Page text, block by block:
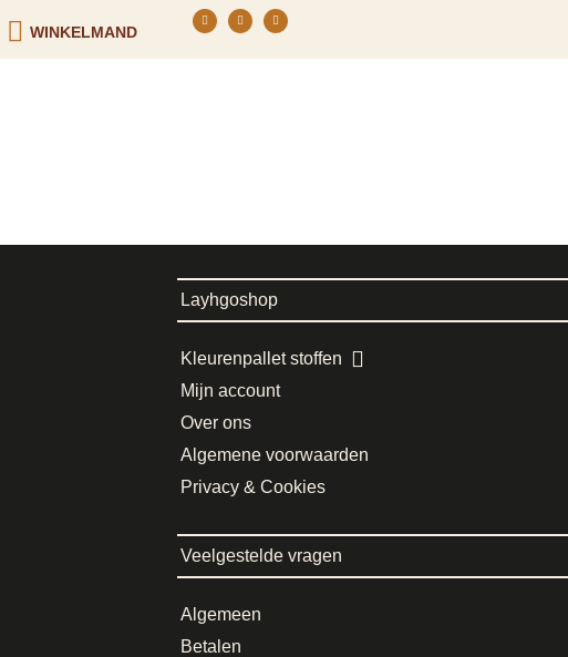
WINKELMAND
Layhgoshop
Kleurenpallet stoffen
Mijn account
Over ons
Algemene voorwaarden
Privacy & Cookies
Veelgestelde vragen
Algemeen
Betalen